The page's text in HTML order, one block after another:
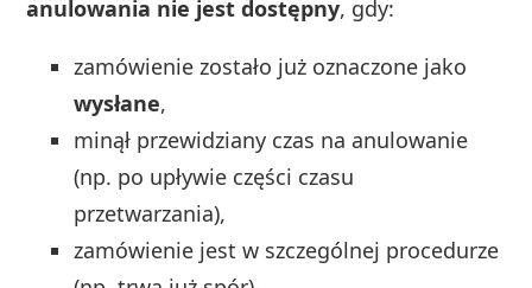
anulowania nie jest dostępny, gdy:
zamówienie zostało już oznaczone jako
wysłane,
minął przewidziany czas na anulowanie
(np. po upływie części czasu
przetwarzania),
zamówienie jest w szczególnej procedurze